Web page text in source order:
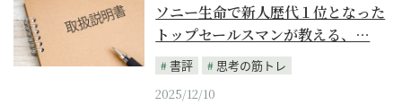
ソニー生命で新人歴代１位となった
トップセールスマンが教える、…
書評
思考の筋トレ
2025/12/10